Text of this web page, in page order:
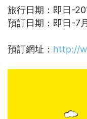
旅行日期：即日-
預訂日期：即日-7
預訂網址： http://